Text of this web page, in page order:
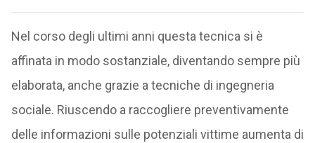
Nel corso degli ultimi anni questa tecnica si è
affinata in modo sostanziale, diventando sempre più
elaborata, anche grazie a tecniche di ingegneria
sociale. Riuscendo a raccogliere preventivamente
delle informazioni sulle potenziali vittime aumenta di